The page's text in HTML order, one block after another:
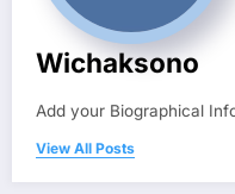
Wichaksono
Add your Biographical
View All Posts